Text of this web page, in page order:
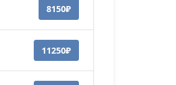
8150₽
11250₽